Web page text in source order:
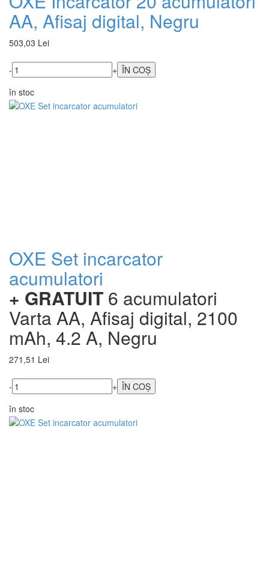
AA, Afisaj digital, Negru
503,03 Lei
-
+
în stoc
OXE Set incarcator
acumulatori
+ GRATUIT 6 acumulatori
Varta AA, Afisaj digital, 2100
mAh, 4.2 A, Negru
271,51 Lei
-
+
în stoc